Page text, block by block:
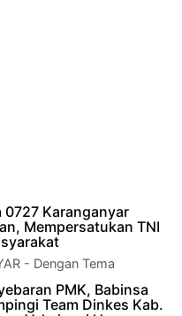
0727 Karanganyar
Mempersatukan TNI
- Dengan Tema
Sebagai Wirausaha
Kodim 0727…
PMK, Babinsa
Team Dinkes Kab.